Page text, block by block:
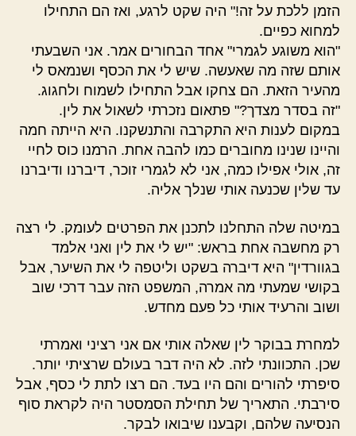
הזמן ללכת על זה!" היה שקט לרגע, ואז הם התחילו
למחוא כפיים.
"הוא משוגע לגמרי" אחד הבחורים אמר. אני השבעתי
אותם שזה מה שאעשה. שיש לי את הכסף ושנמאס לי
מהעיר הזאת. הם צחקו אבל התחילו לשמוח ולחגוג.
"זה בסדר מצדך?" פתאום נזכרתי לשאול את לין.
במקום לענות היא התקרבה והתנשקנו. היא הייתה חמה
והיינו שנינו מחוברים כמו להבה אחת. הרמנו כוס לחיי
זה, אולי אפילו כמה, אני לא לגמרי זוכר, דיברנו ודיברנו
עד שלין שכנעה אותי שנלך אליה.
במיטה שלה התחלנו לתכנן את הפרטים לעומק. לי רצה
רק מחשבה אחת בראש: "יש לי את לין ואני אלמד
בגוורדין" היא דיברה בשקט וליטפה לי את השיער, אבל
בקושי שמעתי מה אמרה, המשפט הזה עבר דרכי שוב
ושוב והרעיד אותי כל פעם מחדש.
למחרת בבוקר לין שאלה אותי אם אני רציני ואמרתי
שכן. התכוונתי לזה. לא היה דבר בעולם שרציתי יותר.
סיפרתי להורים והם היו בעד. הם רצו לתת לי כסף, אבל
סירבתי. התאריך של תחילת הסמסטר היה לקראת סוף
הנסיעה שלהם, וקבענו שיבואו לבקר.